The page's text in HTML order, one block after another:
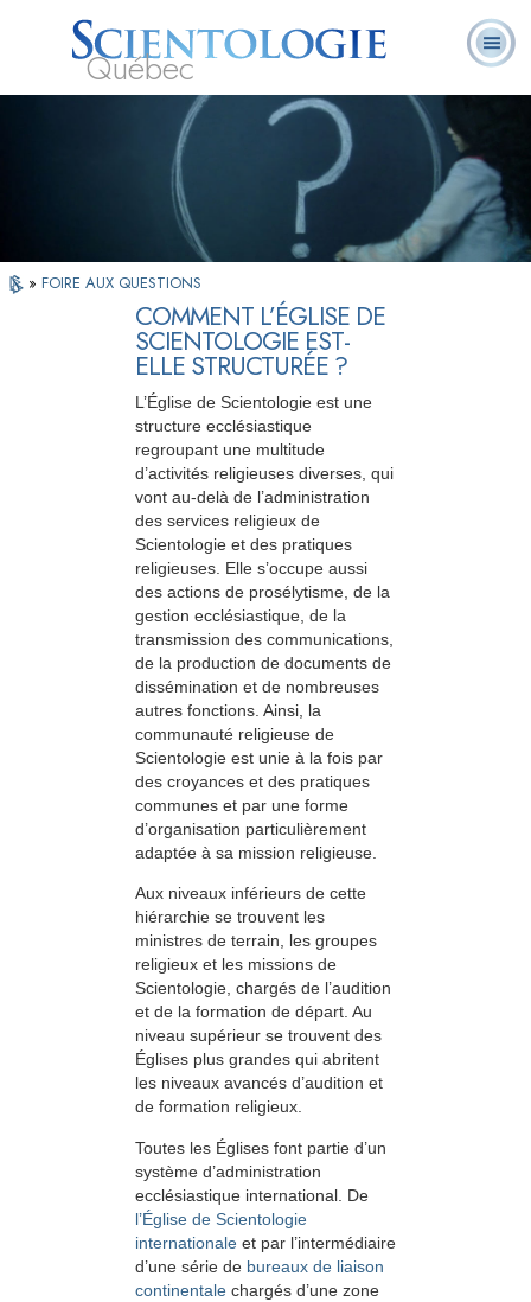
Québec
Qu’est-ce que la
Scientologie ?
Ministres
volontaires
Foire aux
questions
» FOIRE AUX QUESTIONS
COMMENT L’ÉGLISE DE
SCIENTOLOGIE EST-
ELLE STRUCTURÉE ?
L’Église de Scientologie est une
structure ecclésiastique
regroupant une multitude
d’activités religieuses diverses, qui
vont au-delà de l’administration
des services religieux de
Scientologie et des pratiques
religieuses. Elle s’occupe aussi
des actions de prosélytisme, de la
gestion ecclésiastique, de la
transmission des communications,
de la production de documents de
dissémination et de nombreuses
autres fonctions. Ainsi, la
communauté religieuse de
Scientologie est unie à la fois par
des croyances et des pratiques
communes et par une forme
d’organisation particulièrement
adaptée à sa mission religieuse.
Aux niveaux inférieurs de cette
hiérarchie se trouvent les
ministres de terrain, les groupes
religieux et les missions de
Scientologie, chargés de l’audition
et de la formation de départ. Au
niveau supérieur se trouvent des
Églises plus grandes qui abritent
les niveaux avancés d’audition et
de formation religieux.
Toutes les Églises font partie d’un
système d’administration
ecclésiastique international. De
l’Église de Scientologie
internationale et par l’intermédiaire
d’une série de bureaux de liaison
continentale chargés d’une zone